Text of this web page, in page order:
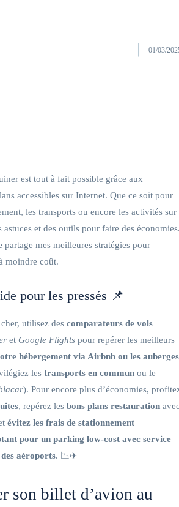
01/03/
est tout à fait possible grâce aux
accessibles sur Internet. Que ce soit pour
les transports ou encore les activités sur
astuces et des outils pour faire des
partage mes meilleures stratégies pour
moindre coût.
pour les pressés 📌
utilisez des comparateurs de vols
et Google Flights pour repérer les meilleurs
hébergement via Airbnb ou les auberges
les transports en commun ou le
). Pour encore plus d’économies,
, repérez les bons plans restauration
évitez les frais de stationnement
pour un parking low-cost avec service
aéroports. 📉✈️
son billet d’avion au